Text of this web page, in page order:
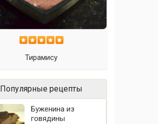
Тирамису
Популярные рецепты
Буженина из
говядины